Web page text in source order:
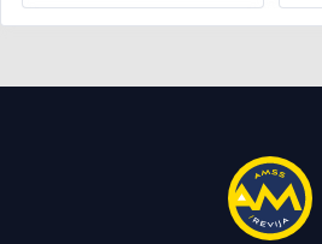
hibrida kakvu do sada